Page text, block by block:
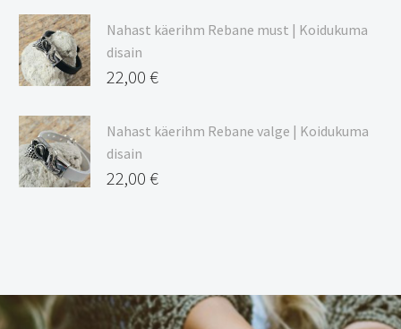
Nahast käerihm Rebane must | Koidukuma
disain
22,00 €
Nahast käerihm Rebane valge | Koidukuma
disain
22,00 €